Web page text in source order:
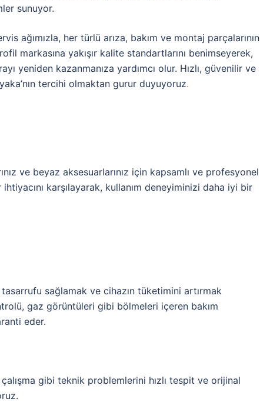
sunuyor.
ağımızla, her türlü arıza, bakım ve montaj parçalarının
markasına yakışır kalite standartlarını benimseyerek,
yeniden kazanmanıza yardımcı olur. Hızlı, güvenilir ve
tercihi olmaktan gurur duyuyoruz.
ve beyaz aksesuarlarınız için kapsamlı ve profesyonel
ihtiyacını karşılayarak, kullanım deneyiminizi daha iyi bir
tasarrufu sağlamak ve cihazın tüketimini artırmak
gaz görüntüleri gibi bölmeleri içeren bakım
eder.
çalışma gibi teknik problemlerini hızlı tespit ve orijinal